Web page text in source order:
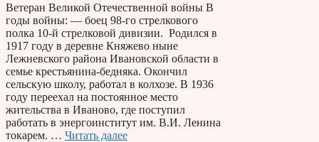
Ветеран Великой Отечественной войны В
годы войны: — боец 98-го стрелкового
полка 10-й стрелковой дивизии. Родился в
1917 году в деревне Княжево ныне
Лежневского района Ивановской области в
семье крестьянина-бедняка. Окончил
сельскую школу, работал в колхозе. В 1936
году переехал на постоянное место
жительства в Иваново, где поступил
работать в энергоинститут им. В.И. Ленина
токарем. … Читать далее